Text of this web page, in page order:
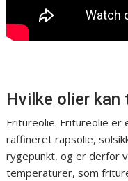
Hvilke olier kan
Fritureolie. Fritureolie er
raffineret rapsolie,
rygepunkt, og er derfor
temperaturer, som